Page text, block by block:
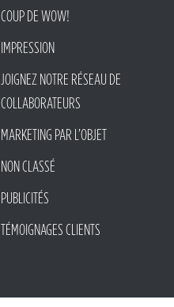
COUP DE WOW!
IMPRESSION
JOIGNEZ NOTRE RÉSEAU DE
COLLABORATEURS
MARKETING PAR L’OBJET
NON CLASSÉ
PUBLICITÉS
TÉMOIGNAGES CLIENTS